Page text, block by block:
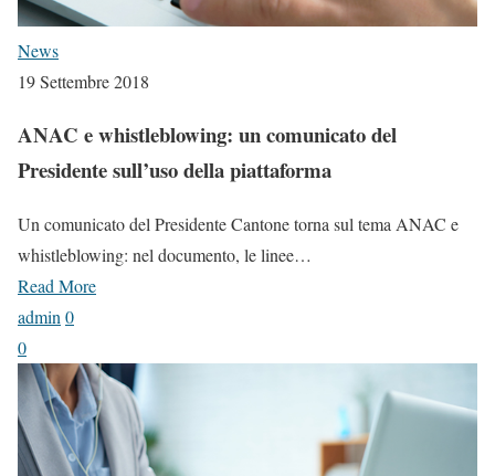
News
19 Settembre 2018
ANAC e whistleblowing: un comunicato del
Presidente sull’uso della piattaforma
Un comunicato del Presidente Cantone torna sul tema ANAC e
whistleblowing: nel documento, le linee…
Read More
admin 0
0